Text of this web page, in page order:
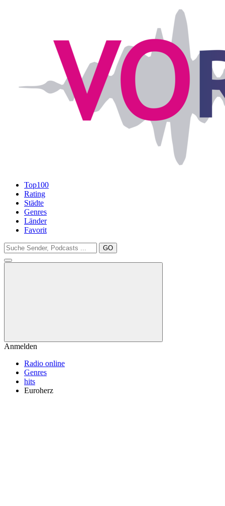
Top100
Rating
Städte
Genres
Länder
Favorit
GO
Anmelden
Radio online
Genres
hits
Euroherz